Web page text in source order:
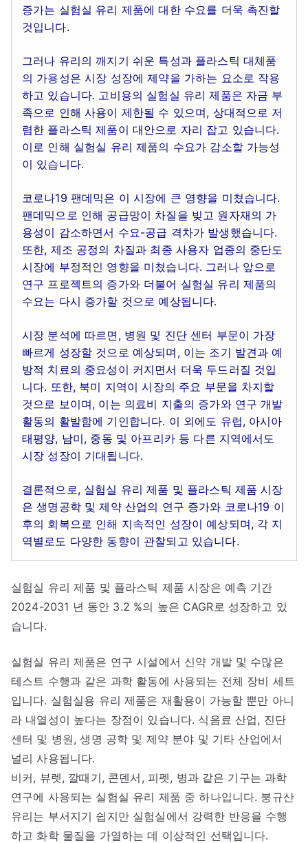
증가는 실험실 유리 제품에 대한 수요를 더욱 촉진할
것입니다.
그러나 유리의 깨지기 쉬운 특성과 플라스틱 대체품
의 가용성은 시장 성장에 제약을 가하는 요소로 작용
하고 있습니다. 고비용의 실험실 유리 제품은 자금 부
족으로 인해 사용이 제한될 수 있으며, 상대적으로 저
렴한 플라스틱 제품이 대안으로 자리 잡고 있습니다.
이로 인해 실험실 유리 제품의 수요가 감소할 가능성
이 있습니다.
코로나19 팬데믹은 이 시장에 큰 영향을 미쳤습니다.
팬데믹으로 인해 공급망이 차질을 빚고 원자재의 가
용성이 감소하면서 수요-공급 격차가 발생했습니다.
또한, 제조 공정의 차질과 최종 사용자 업종의 중단도
시장에 부정적인 영향을 미쳤습니다. 그러나 앞으로
연구 프로젝트의 증가와 더불어 실험실 유리 제품의
수요는 다시 증가할 것으로 예상됩니다.
시장 분석에 따르면, 병원 및 진단 센터 부문이 가장
빠르게 성장할 것으로 예상되며, 이는 조기 발견과 예
방적 치료의 중요성이 커지면서 더욱 두드러질 것입
니다. 또한, 북미 지역이 시장의 주요 부문을 차지할
것으로 보이며, 이는 의료비 지출의 증가와 연구 개발
활동의 활발함에 기인합니다. 이 외에도 유럽, 아시아
태평양, 남미, 중동 및 아프리카 등 다른 지역에서도
시장 성장이 기대됩니다.
결론적으로, 실험실 유리 제품 및 플라스틱 제품 시장
은 생명공학 및 제약 산업의 연구 증가와 코로나19 이
후의 회복으로 인해 지속적인 성장이 예상되며, 각 지
역별로도 다양한 동향이 관찰되고 있습니다.
실험실 유리 제품 및 플라스틱 제품 시장은 예측 기간
2024-2031 년 동안 3.2 %의 높은 CAGR로 성장하고 있
습니다.
실험실 유리 제품은 연구 시설에서 신약 개발 및 수많은
테스트 수행과 같은 과학 활동에 사용되는 전체 장비 세트
입니다. 실험실용 유리 제품은 재활용이 가능할 뿐만 아니
라 내열성이 높다는 장점이 있습니다. 식음료 산업, 진단
센터 및 병원, 생명 공학 및 제약 분야 및 기타 산업에서
널리 사용됩니다.
비커, 뷰렛, 깔때기, 콘덴서, 피펫, 병과 같은 기구는 과학
연구에 사용되는 실험실 유리 제품 중 하나입니다. 붕규산
유리는 부서지기 쉽지만 실험실에서 강력한 반응을 수행
하고 화학 물질을 가열하는 데 이상적인 선택입니다.